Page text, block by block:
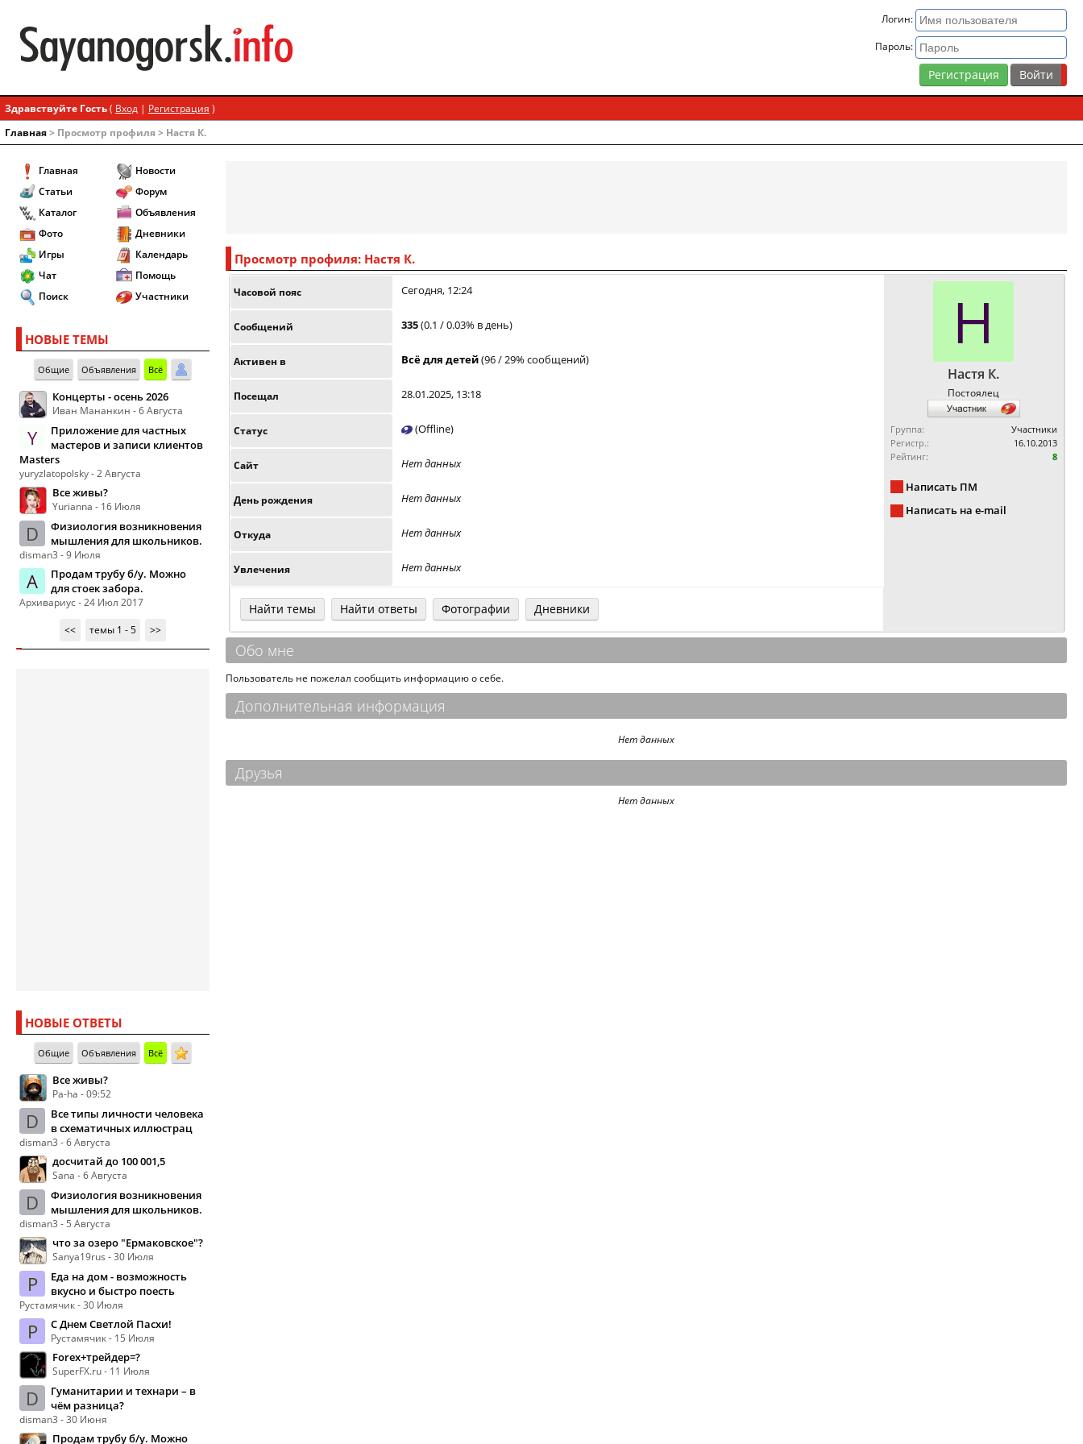
Логин:
Пароль:
Регистрация
Здравствуйте Гость( Вход | Регистрация )
Главная> Просмотр профиля > Настя К.
Главная
Статьи
Каталог
Фото
Игры
Чат
Поиск
Новости
Форум
Объявления
Дневники
Календарь
Помощь
Участники
НОВЫЕ ТЕМЫ
Общие Объявления Всё
Концерты - осень 2026
Иван Мананкин - 6 Августа
Y
Приложение для частных
мастеров и записи клиентов
Masters
yuryzlatopolsky - 2 Августа
Все живы?
Yurianna - 16 Июля
D
Физиология возникновения
мышления для школьников.
disman3 - 9 Июля
А
Продам трубу б/у. Можно
для стоек забора.
Архивариус - 24 Июл 2017
<<
темы 1 - 5 >>
НОВЫЕ ОТВЕТЫ
Общие Объявления Всё
Все живы?
Pa-ha - 09:52
D
Все типы личности человека
в схематичных иллюстрац
disman3 - 6 Августа
досчитай до 100 001,5
Sana - 6 Августа
D
Физиология возникновения
мышления для школьников.
disman3 - 5 Августа
что за озеро "Ермаковское"?
Sanya19rus - 30 Июля
Р
Еда на дом - возможность
вкусно и быстро поесть
Рустамячик - 30 Июля
Р С Днем Светлой Пасхи!
Рустамячик - 15 Июля
Forex+трейдер=?
SuperFX.ru - 11 Июля
D
Гуманитарии и технари – в
чём разница?
disman3 - 30 Июня
Продам трубу б/у. Можно
Просмотр профиля: Настя К.
Н
Настя К.
Постоялец
Группа:
Участники
Регистр.:
16.10.2013
Рейтинг:
8
Написать ПМ
Написать на e-mail
Часовой пояс Сегодня, 12:24
Сообщений 335(0.1 / 0.03% в день)
Активен в Всё для детей(96 / 29% сообщений)
Посещал 28.01.2025, 13:18
Статус (Offline)
Сайт Нет данных
День рождения Нет данных
Откуда Нет данных
Увлечения Нет данных
Найти темы Найти ответы Фотографии Дневники
Обо мне
Пользователь не пожелал сообщить информацию о себе.
Дополнительная информация
Нет данных
Друзья
Нет данных